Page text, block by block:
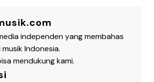
independen yang membahas
Indonesia.
mendukung kami.